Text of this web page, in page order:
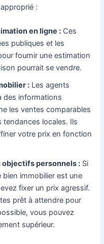
:
en ligne : Ces
publiques et les
fournir une estimation
pourrait se vendre.
: Les agents
des informations
les ventes comparables
locales. Ils
votre prix en fonction
objectifs personnels : Si
immobilier est une
fixer un prix agressif.
prêt à attendre pour
vous pouvez
supérieur.